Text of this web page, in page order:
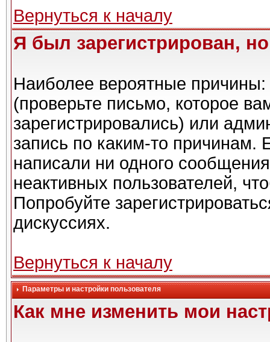
Вернуться к началу
Я был зарегистрирован,
Наиболее вероятные
(проверьте письмо, которое
зарегистрировались) или
запись по каким-то причинам.
написали ни одного
неактивных пользователей,
Попробуйте
дискуссиях.
Вернуться к началу
Параметры и настройки пользователя
Как мне изменить мои